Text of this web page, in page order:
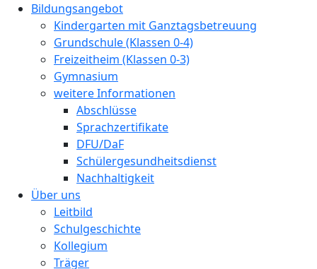
Bildungsangebot
Kindergarten mit Ganztagsbetreuung
Grundschule (Klassen 0-4)
Freizeitheim (Klassen 0-3)
Gymnasium
weitere Informationen
Abschlüsse
Sprachzertifikate
DFU/DaF
Schülergesundheitsdienst
Nachhaltigkeit
Über uns
Leitbild
Schulgeschichte
Kollegium
Träger